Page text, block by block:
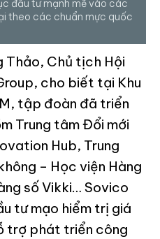
đầu tư mạnh mẽ vào các
theo các chuẩn mực quốc
Thảo, Chủ tịch Hội
cho biết tại Khu
tập đoàn đã triển
Trung tâm Đổi mới
Hub, Trung
– Học viện Hàng
số Vikki… Sovico
tư mạo hiểm trị giá
trợ phát triển công